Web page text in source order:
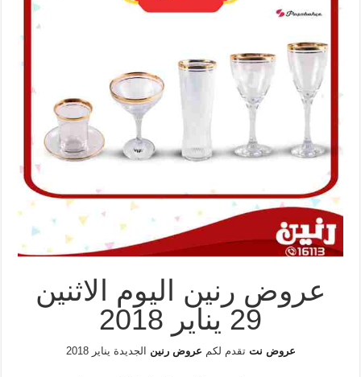
عروض رنين اليوم الاثنين
29 يناير 2018
عروض نتتقدم لكم عروض رنينالجديدة يناير 2018